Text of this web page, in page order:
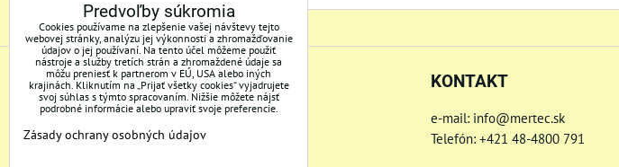
ADRESA
Mertec, s.r.o.
Bakossova 3/C
KONTAKT
e-mail: info@mertec.sk
Telefón: +421 48-4800 791
Predvoľby súkromia
Cookies používame na zlepšenie vašej návštevy tejto
webovej stránky, analýzu jej výkonnosti a zhromažďovanie
údajov o jej používaní. Na tento účel môžeme použiť
nástroje a služby tretích strán a zhromaždené údaje sa
môžu preniesť k partnerom v EÚ, USA alebo iných
krajinách. Kliknutím na „Prijať všetky cookies“ vyjadrujete
svoj súhlas s týmto spracovaním. Nižšie môžete nájsť
podrobné informácie alebo upraviť svoje preferencie.
Zásady ochrany osobných údajov